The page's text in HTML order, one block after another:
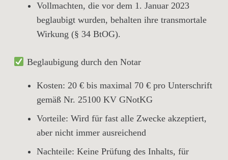
Vollmachten, die vor dem 1. Januar 2023
beglaubigt wurden, behalten ihre transmortale
Wirkung (§ 34 BtOG).
Beglaubigung durch den Notar
Kosten: 20 € bis maximal 70 € pro Unterschrift
gemäß Nr. 25100 KV GNotKG
Vorteile: Wird für fast alle Zwecke akzeptiert,
aber nicht immer ausreichend
Nachteile: Keine Prüfung des Inhalts, für